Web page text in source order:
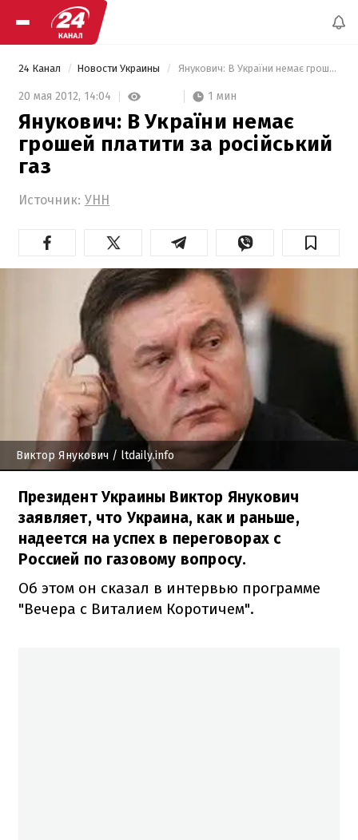
24 Канал Новости Украины Янукович: В України немає грошей платити за російський газ
20 мая 2012, 14:04 1 мин
Янукович: В України немає
грошей платити за російський
газ
Источник: УНН
Виктор Янукович / ltdaily.info
Президент Украины Виктор Янукович
заявляет, что Украина, как и раньше,
надеется на успех в переговорах с
Россией по газовому вопросу.
Об этом он сказал в интервью программе
"Вечера с Виталием Коротичем".